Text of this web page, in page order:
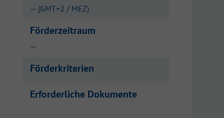
— (GMT+2 / MEZ)
Förderzeitraum
—
Förderkriterien
Erforderliche Dokumente